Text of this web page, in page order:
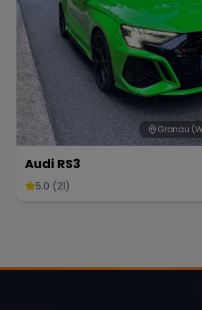
Gronau
Audi RS3
5.0 (21)